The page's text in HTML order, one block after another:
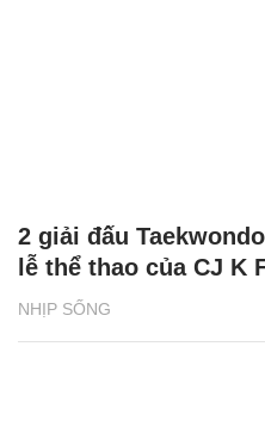
NHỊP SỐNG
2 giải đấu
lễ thể thao của CJ K